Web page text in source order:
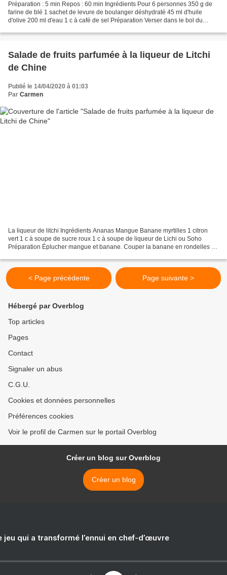
Préparation : 5 min Repos : 60 min Ingrédients Pour 6 personnes 350 g de
farine de blé 1 sachet de levure de boulanger déshydraté 45 ml d'huile
d'olive 200 ml d'eau 1 c à café de sel Préparation Verser dans le bol du
Salade de fruits parfumée à la liqueur de Litchi
de Chine
Publié le 14/04/2020 à 01:03
Par Carmen
La liqueur de litchi Ingrédients Ananas Mangue Banane myrtilles 1 citron
vert 1 c à soupe de sucre roux 1 c à soupe de liqueur de Lichi ou Soho
Préparation Éplucher mangue et banane. Couper la banane en rondelles et
< Page précédente Page suivante >
Hébergé par Overblog
Top articles
Pages
Contact
Signaler un abus
C.G.U.
Cookies et données personnelles
Préférences cookies
Voir le profil de Carmen sur le portail Overblog
Créer un blog sur Overblog
Créer un blog
jeu qui a transformé l’ennui en chef-d’œuvre